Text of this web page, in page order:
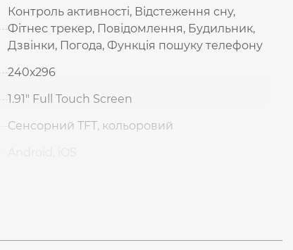
Контроль активності, Відстеження сну,
Фітнес трекер, Повідомлення, Будильник,
Дзвінки, Погода, Функція пошуку телефону
240х296
1.91″ Full Touch Screen
Сенсорний TFT, кольоровий